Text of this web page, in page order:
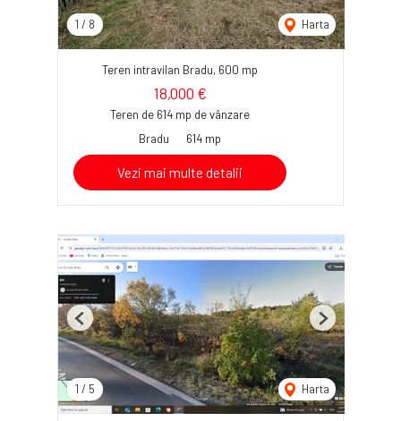
1 / 8 Harta
Teren intravilan Bradu, 600 mp
18,000 €
Teren de 614 mp de vânzare
Bradu
614 mp
Vezi mai multe detalii
1 / 5 Harta
Previous Next